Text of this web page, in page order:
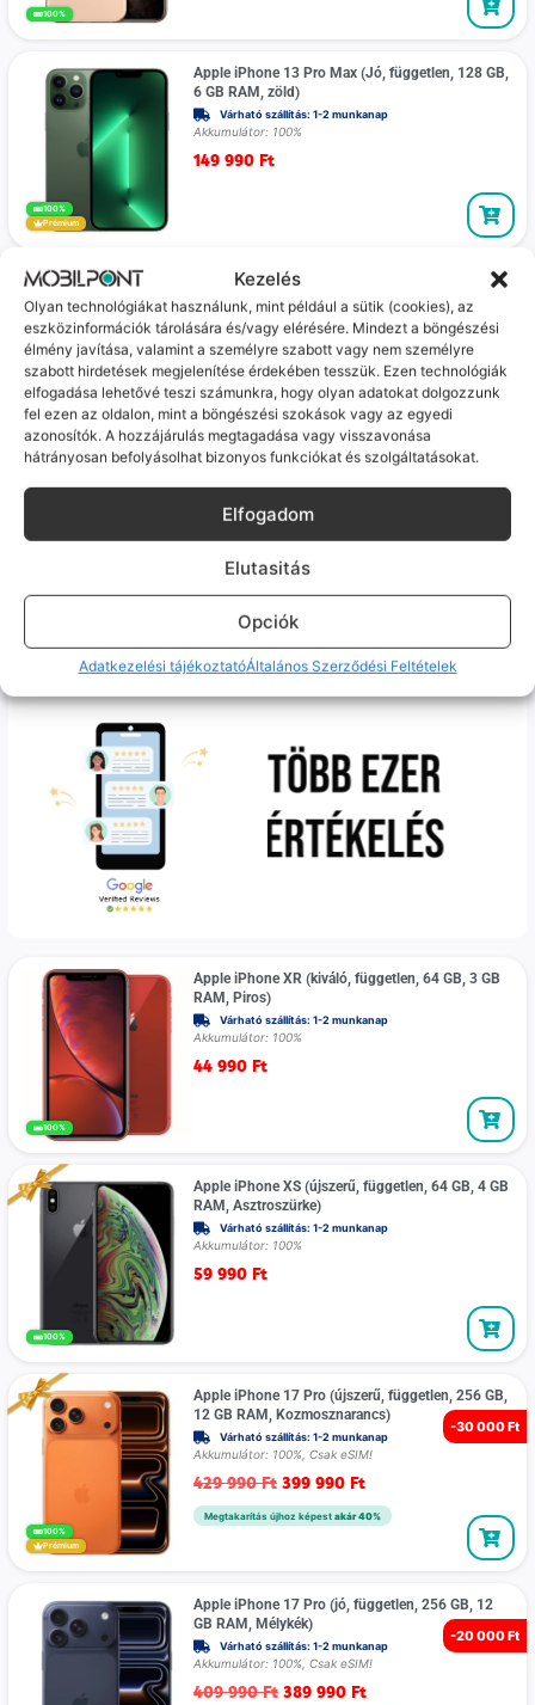
Kezelés
Olyan technológiákat használunk, mint például a sütik (cookies), az
eszközinformációk tárolására és/vagy elérésére. Mindezt a böngészési
élmény javítása, valamint a személyre szabott vagy nem személyre
szabott hirdetések megjelenítése érdekében tesszük. Ezen technológiák
elfogadása lehetővé teszi számunkra, hogy olyan adatokat dolgozzunk
fel ezen az oldalon, mint a böngészési szokások vagy az egyedi
azonosítók. A hozzájárulás megtagadása vagy visszavonása
hátrányosan befolyásolhat bizonyos funkciókat és szolgáltatásokat.
Elfogadom
Elutasitás
Opciók
Adatkezelési tájékoztatóÁltalános Szerződési Feltételek
100%
100%
Prémium
Apple iPhone 13 Pro Max (Jó, független, 128 GB,
6 GB RAM, zöld)
Várható szállítás: 1-2 munkanap
Akkumulátor: 100%
149 990 Ft
100%
Prémium
Apple iPhone 12 Pro Max (kiváló, független, 256
GB, 6 GB RAM, Ezüst)
Várható szállítás: 1-2 munkanap
Akkumulátor: 100%
124 990Ft
Apple iPhone 11 (kiváló, független, 256 GB, 4 GB
RAM, Fehér)
74 990Ft
100%
Apple iPhone XR (kiváló, független, 64 GB, 3 GB
RAM, Piros)
Várható szállítás: 1-2 munkanap
Akkumulátor: 100%
44 990 Ft
100%
Apple iPhone XS (újszerű, független, 64 GB, 4 GB
RAM, Asztroszürke)
Várható szállítás: 1-2 munkanap
Akkumulátor: 100%
59 990 Ft
-30 000 Ft
100%
Prémium
Apple iPhone 17 Pro (újszerű, független, 256 GB,
12 GB RAM, Kozmosznarancs)
Várható szállítás: 1-2 munkanap
Akkumulátor: 100%, Csak eSIM!
429 990Ft 399 990 Ft
Megtakarítás újhoz képest akár 40%
-20 000 Ft
Apple iPhone 17 Pro (jó, független, 256 GB, 12
GB RAM, Mélykék)
Várható szállítás: 1-2 munkanap
Akkumulátor: 100%, Csak eSIM!
409 990Ft 389 990 Ft